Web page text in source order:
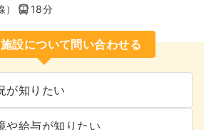
18分
設について問い合わせる
が知りたい
や給与が知りたい